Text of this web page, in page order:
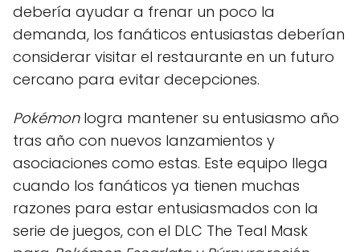
debería ayudar a frenar un poco la
demanda, los fanáticos entusiastas deberían
considerar visitar el restaurante en un futuro
cercano para evitar decepciones.
Pokémon logra mantener su entusiasmo año
tras año con nuevos lanzamientos y
asociaciones como estas. Este equipo llega
cuando los fanáticos ya tienen muchas
razones para estar entusiasmados con la
serie de juegos, con el DLC The Teal Mask